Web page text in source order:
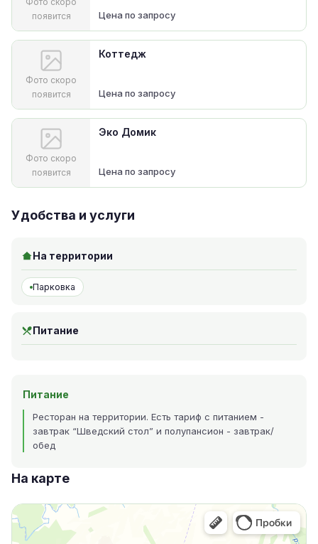
появится
Цена по запросу
Фото скоро
появится
Коттедж
Цена по запросу
Фото скоро
появится
Эко Домик
Цена по запросу
Удобства и услуги
На территории
Парковка
Питание
Питание
Ресторан на территории. Есть тариф с питанием -
завтрак “Шведский стол” и полупансион - завтрак/
обед
На карте